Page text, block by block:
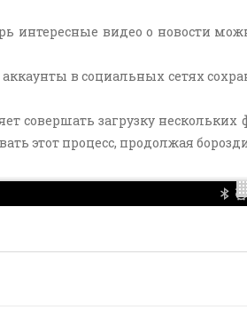
интересные видео о новости
в социальных сетях
совершать загрузку
этот процесс, продолжая